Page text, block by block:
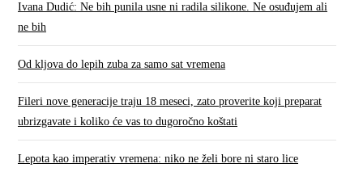
Ivana Dudić: Ne bih punila usne ni radila silikone. Ne osuđujem ali
ne bih
Od kljova do lepih zuba za samo sat vremena
Fileri nove generacije traju 18 meseci, zato proverite koji preparat
ubrizgavate i koliko će vas to dugoročno koštati
Lepota kao imperativ vremena: niko ne želi bore ni staro lice